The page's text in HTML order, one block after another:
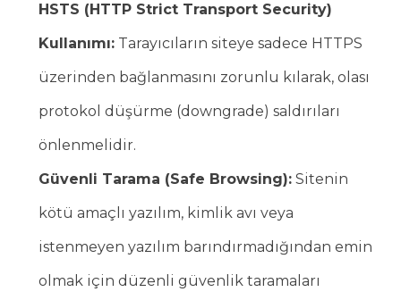
HSTS (HTTP Strict Transport Security)
Kullanımı: Tarayıcıların siteye sadece HTTPS
üzerinden bağlanmasını zorunlu kılarak, olası
protokol düşürme (downgrade) saldırıları
önlenmelidir.
Güvenli Tarama (Safe Browsing): Sitenin
kötü amaçlı yazılım, kimlik avı veya
istenmeyen yazılım barındırmadığından emin
olmak için düzenli güvenlik taramaları